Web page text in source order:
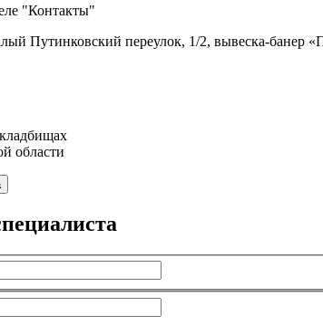
"Контакты"
Путинковский переулок, 1/2, вывеска-банер
области